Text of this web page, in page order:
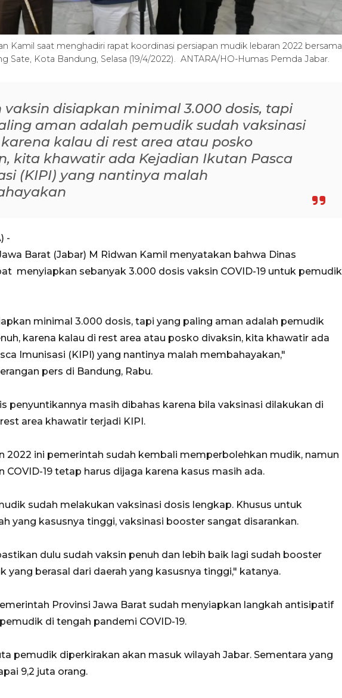
Kamil saat menghadiri rapat koordinasi persiapan mudik lebaran 2022 bersama
Sate, Kota Bandung, Selasa (19/4/2022). ANTARA/HO-Humas Pemda Jabar.
vaksin disiapkan minimal 3.000 dosis, tapi
aman adalah pemudik sudah vaksinasi
kalau di rest area atau posko
kita khawatir ada Kejadian Ikutan Pasca
(KIPI) yang nantinya malah
-
Barat (Jabar) M Ridwan Kamil menyatakan bahwa Dinas
menyiapkan sebanyak 3.000 dosis vaksin COVID-19 untuk pemudik
minimal 3.000 dosis, tapi yang paling aman adalah pemudik
karena kalau di rest area atau posko divaksin, kita khawatir ada
Imunisasi (KIPI) yang nantinya malah membahayakan,"
pers di Bandung, Rabu.
penyuntikannya masih dibahas karena bila vaksinasi dilakukan di
area khawatir terjadi KIPI.
2022 ini pemerintah sudah kembali memperbolehkan mudik, namun
19 tetap harus dijaga karena kasus masih ada.
sudah melakukan vaksinasi dosis lengkap. Khusus untuk
yang kasusnya tinggi, vaksinasi booster sangat disarankan.
dulu sudah vaksin penuh dan lebih baik lagi sudah booster
yang berasal dari daerah yang kasusnya tinggi," katanya.
Provinsi Jawa Barat sudah menyiapkan langkah antisipatif
di tengah pandemi COVID-19.
pemudik diperkirakan akan masuk wilayah Jabar. Sementara yang
9,2 juta orang.
upaya pelestarian budaya di
Ibu Kota
timnas Ramadhan Sananta
kembali asah naluri